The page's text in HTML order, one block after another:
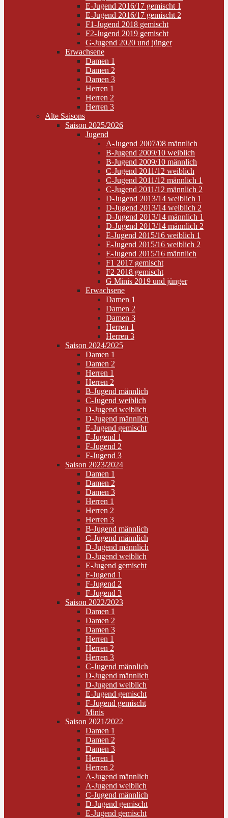
E-Jugend 2016/17 gemischt 1
E-Jugend 2016/17 gemischt 2
F1-Jugend 2018 gemischt
F2-Jugend 2019 gemischt
G-Jugend 2020 und jünger
Erwachsene
Damen 1
Damen 2
Damen 3
Herren 1
Herren 2
Herren 3
Alte Saisons
Saison 2025/2026
Jugend
A-Jugend 2007/08 männlich
B-Jugend 2009/10 weiblich
B-Jugend 2009/10 männlich
C-Jugend 2011/12 weiblich
C-Jugend 2011/12 männlich 1
C-Jugend 2011/12 männlich 2
D-Jugend 2013/14 weiblich 1
D-Jugend 2013/14 weiblich 2
D-Jugend 2013/14 männlich 1
D-Jugend 2013/14 männlich 2
E-Jugend 2015/16 weiblich 1
E-Jugend 2015/16 weiblich 2
E-Jugend 2015/16 männlich
F1 2017 gemischt
F2 2018 gemischt
G Minis 2019 und jünger
Erwachsene
Damen 1
Damen 2
Damen 3
Herren 1
Herren 3
Saison 2024/2025
Damen 1
Damen 2
Herren 1
Herren 2
B-Jugend männlich
C-Jugend weiblich
D-Jugend weiblich
D-Jugend männlich
E-Jugend gemischt
F-Jugend 1
F-Jugend 2
F-Jugend 3
Saison 2023/2024
Damen 1
Damen 2
Damen 3
Herren 1
Herren 2
Herren 3
B-Jugend männlich
C-Jugend männlich
D-Jugend männlich
D-Jugend weiblich
E-Jugend gemischt
F-Jugend 1
F-Jugend 2
F-Jugend 3
Saison 2022/2023
Damen 1
Damen 2
Damen 3
Herren 1
Herren 2
Herren 3
C-Jugend männlich
D-Jugend männlich
D-Jugend weiblich
E-Jugend gemischt
F-Jugend gemischt
Minis
Saison 2021/2022
Damen 1
Damen 2
Damen 3
Herren 1
Herren 2
A-Jugend männlich
A-Jugend weiblich
C-Jugend männlich
D-Jugend gemischt
E-Jugend gemischt